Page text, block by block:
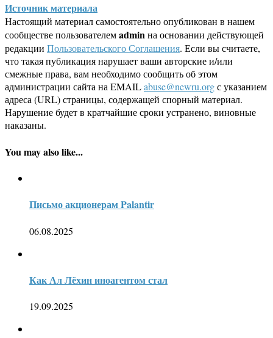
Источник материала
Настоящий материал самостоятельно опубликован в нашем
сообществе пользователемadminна основании действующей
редакции Пользовательского Соглашения. Если вы считаете,
что такая публикация нарушает ваши авторские и/или
смежные права, вам необходимо сообщить об этом
администрации сайта на EMAILabuse@newru.orgс указанием
адреса (URL) страницы, содержащей спорный материал.
Нарушение будет в кратчайшие сроки устранено, виновные
наказаны.
You may also like...
Письмо акционерам Palantir
06.08.2025
Как Ал Лёхин иноагентом стал
19.09.2025